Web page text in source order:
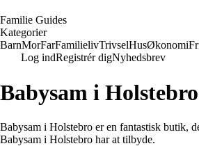
Familie Guides
Kategorier
BarnMorFarFamilielivTrivselHusØkonomi
Log indRegistrér digNyhedsbrev
Babysam i Holstebro
Babysam i Holstebro er en fantastisk butik,
Babysam i Holstebro har at tilbyde.